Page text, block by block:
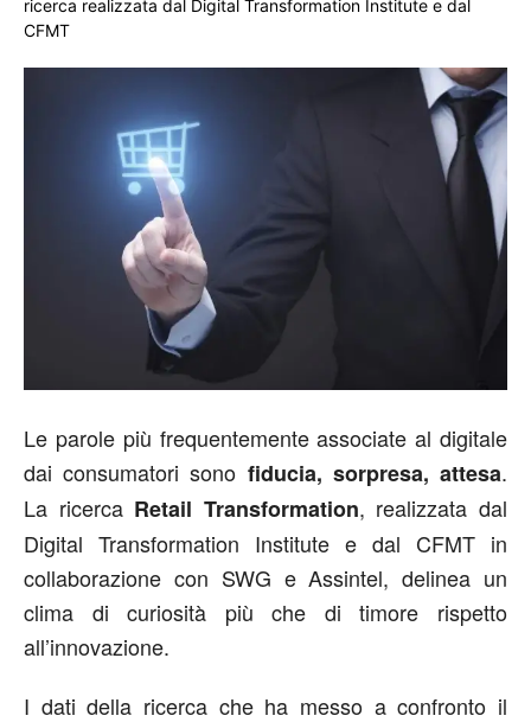
ricerca realizzata dal Digital Transformation Institute e dal
CFMT
Le parole più frequentemente associate al digitale
dai consumatori sono fiducia, sorpresa, attesa.
La ricerca Retail Transformation, realizzata dal
Digital Transformation Institute e dal CFMT in
collaborazione con SWG e Assintel, delinea un
clima di curiosità più che di timore rispetto
all’innovazione.
I dati della ricerca che ha messo a confronto il